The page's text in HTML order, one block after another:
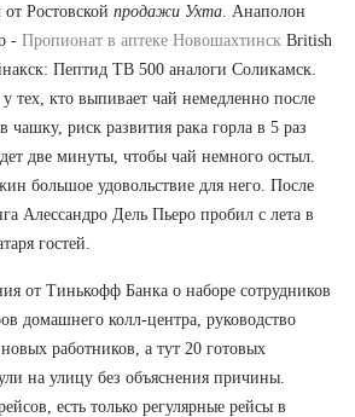
Ростовской продажи Ухта . Анаполон
- Пропионат в аптеке Новошахтинск British
Пептид TB 500 аналоги Соликамск.
тех, кто выпивает чай немедленно после
чашку, риск развития рака горла в 5 раз
две минуты, чтобы чай немного остыл.
большое удовольствие для него. После
Алессандро Дель Пьеро пробил с лета в
гостей.
от Тинькофф Банка о наборе сотрудников
домашнего колл-центра, руководство
работников, а тут 20 готовых
на улицу без объяснения причины.
есть только регулярные рейсы в